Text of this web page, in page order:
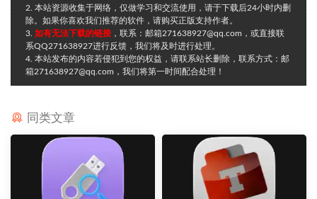
2. 本站资源收集于网络，仅做学习和交流使用，请于下载后24小时内删
除。如果你喜欢我们推荐的软件，请购买正版支持作者。
3. 如有无法下载的链接 ，联系：邮箱271638927@qq.com，或直接联
系QQ271638927进行反馈，我们将及时进行处理。
4. 本站发布的内容若侵犯到您的权益，请联系站长删除，联系方式：邮
箱271638927@qq.com，我们将第一时间配合处理！
同类文章